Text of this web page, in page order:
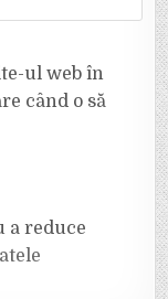
ul web în
când o să
a reduce